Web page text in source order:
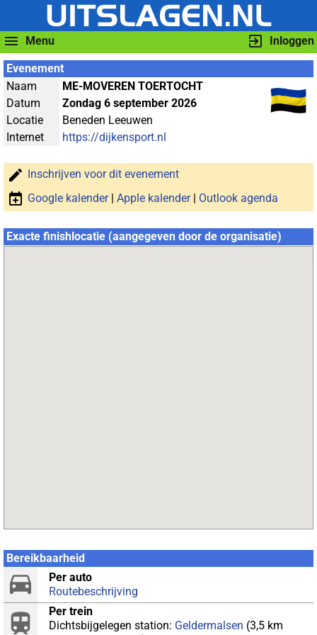
Menu Inloggen
Evenement
Naam
ME-MOVEREN TOERTOCHT
Datum
Zondag 6 september 2026
Locatie
Beneden Leeuwen
Internet
https://dijkensport.nl
Inschrijven voor dit evenement
Google kalender| Apple kalender| Outlook agenda
Exacte finishlocatie (aangegeven door de organisatie)
Bereikbaarheid
Per auto
Routebeschrijving
Per trein
Dichtsbijgelegen station: Geldermalsen (3,5 km